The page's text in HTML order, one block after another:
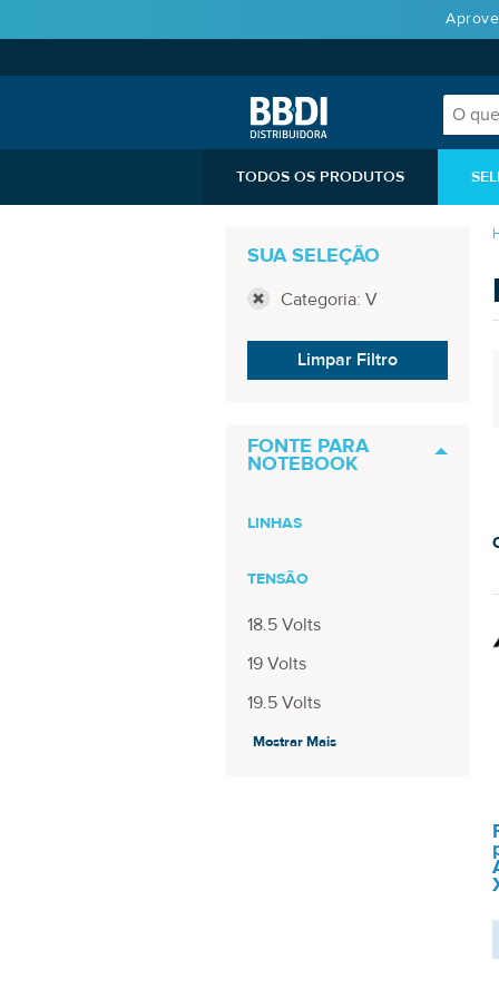
TODOS OS PRODUTOS
SUA SELEÇÃO
Categoria: V
Limpar Filtro
FONTE PARA
NOTEBOOK
LINHAS
TENSÃO
18.5 Volts
19 Volts
19.5 Volts
Mostrar Mais